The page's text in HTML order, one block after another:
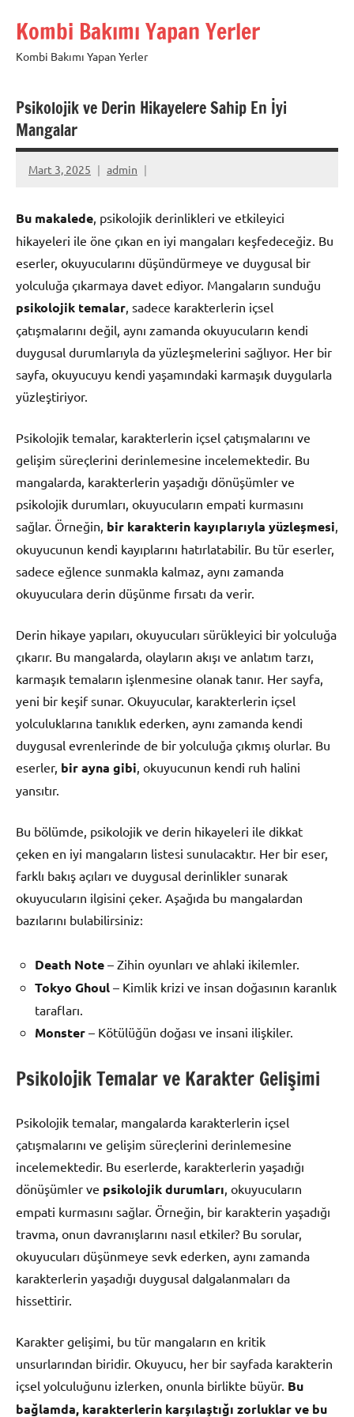
Kombi Bakımı Yapan Yerler
Kombi Bakımı Yapan Yerler
Psikolojik ve Derin Hikayelere Sahip En İyi
Mangalar
Mart 3, 2025 admin
Bu makalede, psikolojik derinlikleri ve etkileyici
hikayeleri ile öne çıkan en iyi mangaları keşfedeceğiz. Bu
eserler, okuyucularını düşündürmeye ve duygusal bir
yolculuğa çıkarmaya davet ediyor. Mangaların sunduğu
psikolojik temalar, sadece karakterlerin içsel
çatışmalarını değil, aynı zamanda okuyucuların kendi
duygusal durumlarıyla da yüzleşmelerini sağlıyor. Her bir
sayfa, okuyucuyu kendi yaşamındaki karmaşık duygularla
yüzleştiriyor.
Psikolojik temalar, karakterlerin içsel çatışmalarını ve
gelişim süreçlerini derinlemesine incelemektedir. Bu
mangalarda, karakterlerin yaşadığı dönüşümler ve
psikolojik durumları, okuyucuların empati kurmasını
sağlar. Örneğin, bir karakterin kayıplarıyla yüzleşmesi,
okuyucunun kendi kayıplarını hatırlatabilir. Bu tür eserler,
sadece eğlence sunmakla kalmaz, aynı zamanda
okuyuculara derin düşünme fırsatı da verir.
Derin hikaye yapıları, okuyucuları sürükleyici bir yolculuğa
çıkarır. Bu mangalarda, olayların akışı ve anlatım tarzı,
karmaşık temaların işlenmesine olanak tanır. Her sayfa,
yeni bir keşif sunar. Okuyucular, karakterlerin içsel
yolculuklarına tanıklık ederken, aynı zamanda kendi
duygusal evrenlerinde de bir yolculuğa çıkmış olurlar. Bu
eserler, bir ayna gibi, okuyucunun kendi ruh halini
yansıtır.
Bu bölümde, psikolojik ve derin hikayeleri ile dikkat
çeken en iyi mangaların listesi sunulacaktır. Her bir eser,
farklı bakış açıları ve duygusal derinlikler sunarak
okuyucuların ilgisini çeker. Aşağıda bu mangalardan
bazılarını bulabilirsiniz:
Death Note – Zihin oyunları ve ahlaki ikilemler.
Tokyo Ghoul – Kimlik krizi ve insan doğasının karanlık
tarafları.
Monster – Kötülüğün doğası ve insani ilişkiler.
Psikolojik Temalar ve Karakter Gelişimi
Psikolojik temalar, mangalarda karakterlerin içsel
çatışmalarını ve gelişim süreçlerini derinlemesine
incelemektedir. Bu eserlerde, karakterlerin yaşadığı
dönüşümler ve psikolojik durumları, okuyucuların
empati kurmasını sağlar. Örneğin, bir karakterin yaşadığı
travma, onun davranışlarını nasıl etkiler? Bu sorular,
okuyucuları düşünmeye sevk ederken, aynı zamanda
karakterlerin yaşadığı duygusal dalgalanmaları da
hissettirir.
Karakter gelişimi, bu tür mangaların en kritik
unsurlarından biridir. Okuyucu, her bir sayfada karakterin
içsel yolculuğunu izlerken, onunla birlikte büyür. Bu
bağlamda, karakterlerin karşılaştığı zorluklar ve bu